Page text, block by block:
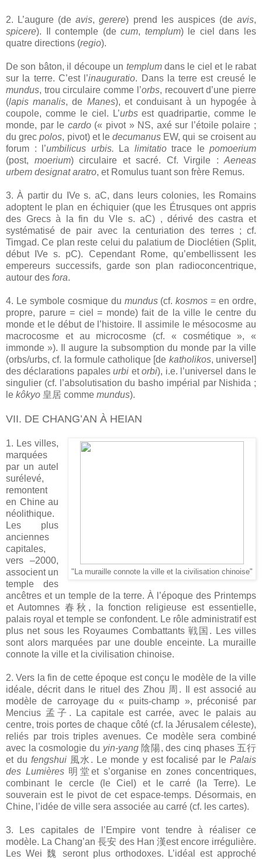
2. L’augure (deavis,gerere) prend les auspices (deavis,
spicere). Il contemple (decum, templum) le ciel dans les
quatre directions (regio).
De son bâton, il découpe un templumdans le ciel et le rabat
sur la terre. C’est l’inauguratio. Dans la terre est creusé le
mundus, trou circulaire comme l’orbs, recouvert d’une pierre
(lapis manalis, de Manes), et conduisant à un hypogée à
coupole, comme le ciel. L’urbsest quadripartie, comme le
monde, par le cardo(« pivot » NS, axé sur l’étoile polaire ;
du grecpolos, pivot) et ledecumanus EW, qui se croisent au
forum : l’umbilicus urbis. La limitatiotrace le pomoerium
(post, moerium) circulaire et sacré. Cf. Virgile : Aeneas
urbem designat aratro, et Romulus tuant son frère Remus.
3. À partir du IVe s. aC, dans leurs colonies, les Romains
adoptent le plan en échiquier (que les Étrusques ont appris
des Grecs à la fin du VIe s. aC) , dérivé des castra et
systématisé de pair avec la centuriation des terres ; cf.
Timgad. Ce plan reste celui du palatium de Dioclétien (Split,
début IVe s. pC). Cependant Rome, qu’embellissent les
empereurs successifs, garde son plan radioconcentrique,
autour des fora.
4. Le symbole cosmique du mundus(cf.kosmos = en ordre,
propre, parure = ciel = monde) fait de la ville le centre du
monde et le début de l’histoire. Il assimile le mésocosme au
macrocosme et au microcosme (cf. « cosmétique », «
immonde »). Il augure la subsomption du monde par la ville
(orbs/urbs, cf. la formule catholique [de katholikos, universel]
des déclarations papalesurbi etorbi), i.e. l’universel dans le
singulier (cf. l’absolutisation du basho impérial par Nishida ;
le kôkyo 皇居 comme mundus).
VII. DE CHANG’AN À HEIAN
"La muraille connote la ville et la civilisation chinoise"
1. Les villes,
marquées
par un autel
surélevé,
remontent
en Chine au
néolithique.
Les plus
anciennes
capitales,
vers –2000,
associent un
temple des
ancêtres et un temple de la terre. À l’époque des Printemps
et Automnes 春秋, la fonction religieuse est essentielle,
palais royal et temple se confondent. Le rôle administratif est
plus net sous les Royaumes Combattants 戦国. Les villes
sont alors marquées par une double enceinte. La muraille
connote la ville et la civilisation chinoise.
2. Vers la fin de cette époque est conçu le modèle de la ville
idéale, décrit dans le rituel des Zhou 周. Il est associé au
modèle de carroyage du « puits-champ », préconisé par
Mencius 孟子. La capitale est carrée, avec le palais au
centre, trois portes de chaque côté (cf. la Jérusalem céleste),
reliés par trois triples avenues. Ce modèle sera combiné
avec la cosmologie du yin-yang陰陽, des cinq phases 五行
et du fengshui風水. Le monde y est focalisé par lePalais
des Lumières明堂et s’organise en zones concentriques,
combinant le cercle (le Ciel) et le carré (la Terre). Le
souverain est le pivot de cet espace-temps. Désormais, en
Chine, l’idée de ville sera associée au carré (cf. les cartes).
3. Les capitales de l’Empire vont tendre à réaliser ce
modèle. La Chang’an 長安 des Han 漢est encore irrégulière.
Les Wei 魏 seront plus orthodoxes. L’idéal est approché